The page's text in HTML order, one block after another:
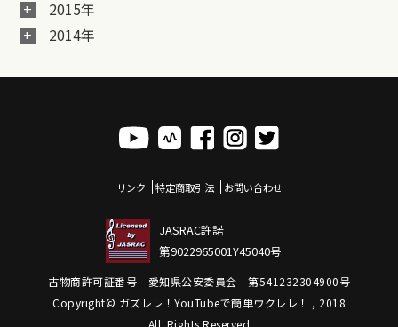
2015年
2014年
リンク 特定商取引法 お問い合わせ
JASRAC許諾
第9022965001Y45040号
古物商許可証番号 愛知県公安委員会 第541232304900号
Copyright© ガズレレ！YouTubeで簡単ウクレレ！ , 2018
All Rights Reserved